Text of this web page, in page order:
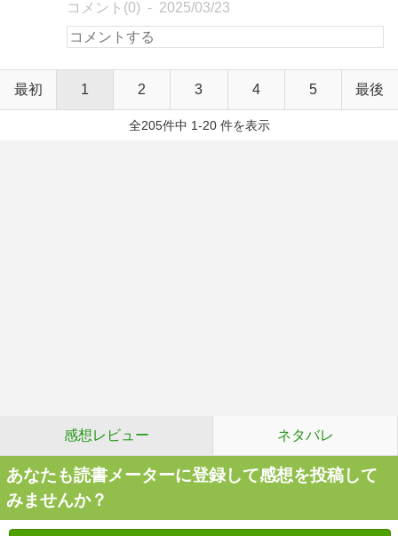
コメント(0) 2025/03/23
最初 1 2 3 4 5 最後
全205件中 1-20 件を表示
感想レビュー ネタバレ
あなたも読書メーターに登録して感想を投稿して
みませんか？